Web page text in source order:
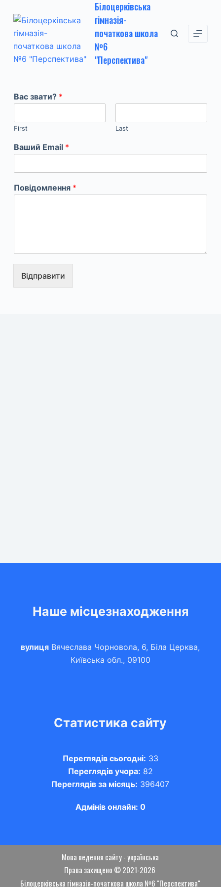
П
е
р
е
й
д
Білоцерківська
гімназія-
початкова школа
№6
"Перспектива"
Вас звати? *
First Last
Ваший Email *
Повідомлення *
Відправити
Наше місцезнаходження
вулиця Вячеслава Чорновола, 6, Біла Церква,
Київська обл., 09100
Статистика сайту
Переглядів сьогодні: 33
Переглядів учора: 82
Переглядів за місяць: 396407
Адмінів онлайн: 0
Мова ведення сайту - українська
Права захищено © 2021-2026
Білоцерківська гімназія-початкова школа №6 "Перспектива"